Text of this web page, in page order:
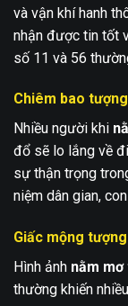
và vận khí hanh
nhận được tin tốt
số 11 và 56
Chiêm bao
Nhiều người khi
đổ sẽ lo lắng về
sự thận trọng
niệm dân gian,
Giấc mộng
Hình ảnh nằm
thường khiến